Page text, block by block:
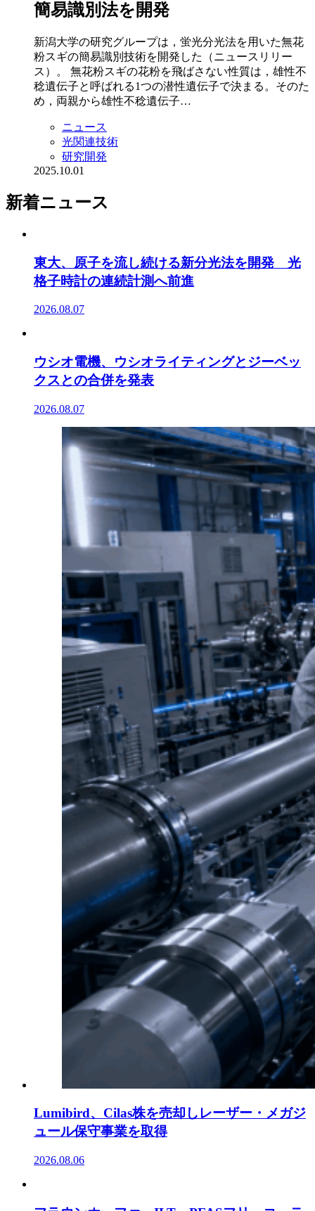
簡易識別法を開発
新潟大学の研究グループは，蛍光分光法を用いた無花
粉スギの簡易識別技術を開発した（ニュースリリー
ス）。 無花粉スギの花粉を飛ばさない性質は，雄性不
稔遺伝子と呼ばれる1つの潜性遺伝子で決まる。そのた
め，両親から雄性不稔遺伝子…
ニュース
光関連技術
研究開発
2025.10.01
新着ニュース
東大、原子を流し続ける新分光法を開発 光
格子時計の連続計測へ前進
2026.08.07
ウシオ電機、ウシオライティングとジーベッ
クスとの合併を発表
2026.08.07
Lumibird、Cilas株を売却しレーザー・メガジ
ュール保守事業を取得
2026.08.06